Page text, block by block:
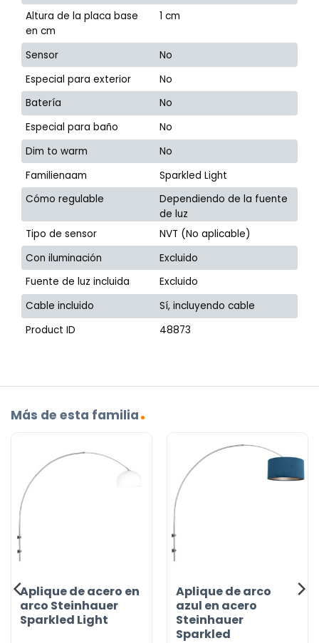
Altura de la placa base
en cm
1 cm
Sensor
No
Especial para exterior
No
Batería
No
Especial para baño
No
Dim to warm
No
Familienaam
Sparkled Light
Cómo regulable
Dependiendo de la fuente
de luz
Tipo de sensor
NVT (No aplicable)
Con iluminación
Excluido
Fuente de luz incluida
Excluido
Cable incluido
Sí, incluyendo cable
Product ID
48873
Más de esta familia
Aplique de acero en
arco Steinhauer
Sparkled Light
Aplique de arco
azul en acero
Steinhauer
Sparkled